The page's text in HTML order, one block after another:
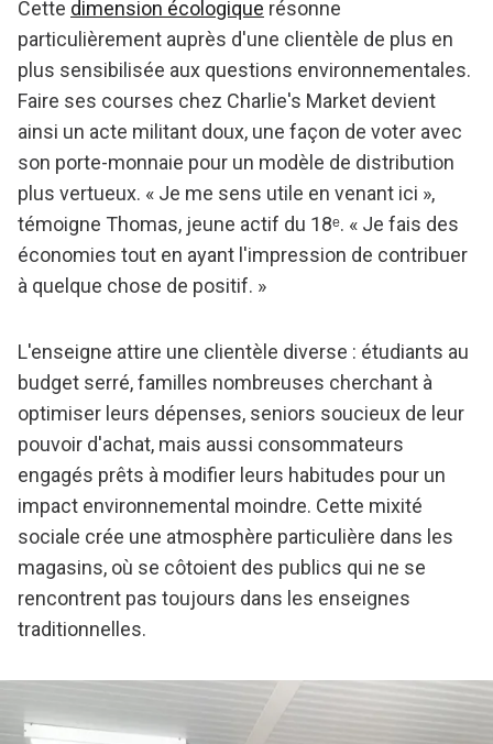
Cette dimension écologique résonne
particulièrement auprès d'une clientèle de plus en
plus sensibilisée aux questions environnementales.
Faire ses courses chez Charlie's Market devient
ainsi un acte militant doux, une façon de voter avec
son porte-monnaie pour un modèle de distribution
plus vertueux. « Je me sens utile en venant ici »,
témoigne Thomas, jeune actif du 18ᵉ. « Je fais des
économies tout en ayant l'impression de contribuer
à quelque chose de positif. »
L'enseigne attire une clientèle diverse : étudiants au
budget serré, familles nombreuses cherchant à
optimiser leurs dépenses, seniors soucieux de leur
pouvoir d'achat, mais aussi consommateurs
engagés prêts à modifier leurs habitudes pour un
impact environnemental moindre. Cette mixité
sociale crée une atmosphère particulière dans les
magasins, où se côtoient des publics qui ne se
rencontrent pas toujours dans les enseignes
traditionnelles.